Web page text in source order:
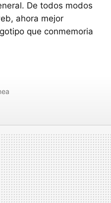
De todos modos
ahora mejor
que conmemoria